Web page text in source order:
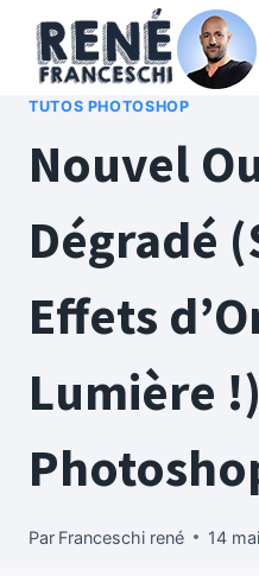
contenu
TUTOS PHOTOSHOP
Nouvel
Dégradé
Effets
Lumière
Par Franceschi rené 14